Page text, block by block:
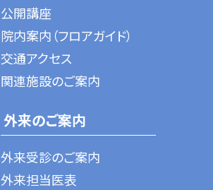
公開講座
院内案内（フロアガイド）
交通アクセス
関連施設のご案内
外来のご案内
外来受診のご案内
外来担当医表